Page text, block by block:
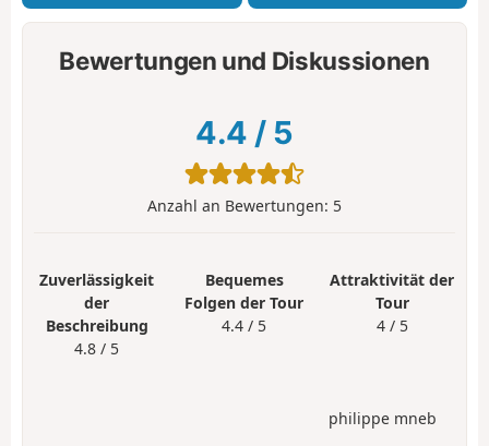
Bewertungen und Diskussionen
4.4 / 5
Anzahl an Bewertungen: 5
Zuverlässigkeit
der
Beschreibung
4.8 / 5
Bequemes
Folgen der Tour
4.4 / 5
Attraktivität der
Tour
4 / 5
philippe mneb